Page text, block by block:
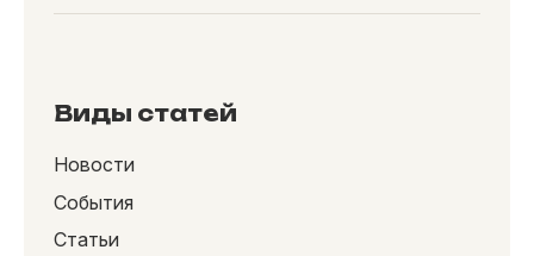
Виды статей
Новости
События
Статьи